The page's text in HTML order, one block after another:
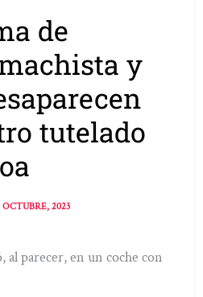
de
y
tutelado
OCTUBRE, 2023
al parecer, en un coche con